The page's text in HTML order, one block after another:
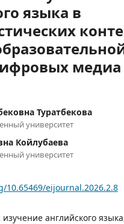
языка в
медиа
Туратбекова
университет
Койлубаева
университет
10.65469/eijournal.2026.2.8
изучение английского